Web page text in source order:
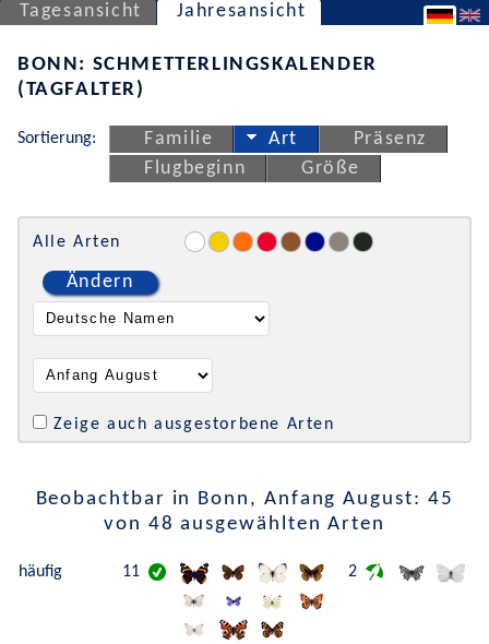
Tagesansicht Jahresansicht
BONN: SCHMETTERLINGSKALENDER
(TAGFALTER)
Sortierung: Familie Art
Präsenz
Flugbeginn
Größe
Alle Arten
Ändern
Zeige auch ausgestorbene Arten
Beobachtbar in Bonn, Anfang August: 45
von 48 ausgewählten Arten
häufig 11 2